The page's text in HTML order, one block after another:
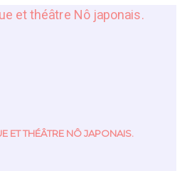
ET THÉÂTRE NÔ JAPONAIS.